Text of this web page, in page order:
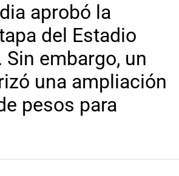
aprobó la
del Estadio
embargo, un
una ampliación
pesos para